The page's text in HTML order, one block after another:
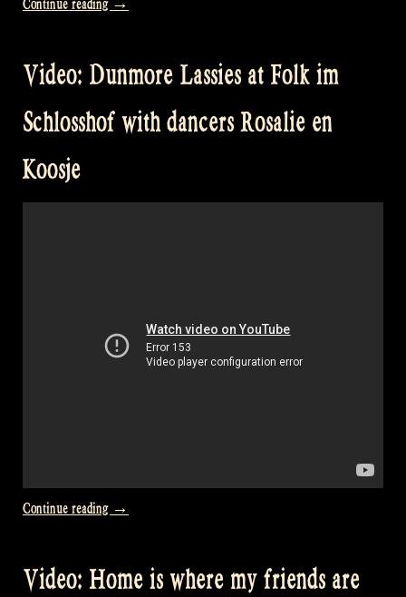
Continue reading
You
Odin’s
Brazil”
→
Video: Dunmore Lassies at Folk im
Schlosshof with dancers Rosalie en
Koosje
Continue reading “Video:
at
→
Video: Home is where my friends are